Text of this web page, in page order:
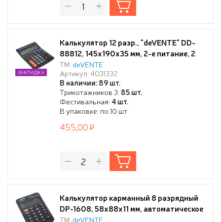
Калькулятор 12 разр., "deVENTE" DD-
88812, 145x190x35 мм, 2-е питание, 2
память, черный, автоматическое
вычисление процентов, наценки,
клавиша "00" коррекция последнего
введенного значения, функция смены
знака, автоматическое отключение,
прорезиненные
ТМ: deVENTE
Артикул: 4031332
В наличии: 89 шт.
Трикотажников 3: 85 шт.
Фестивальная: 4 шт.
В упаковке: по 10 шт
ЗАКЛАДКА
455,00
Калькулятор карманный 8 разрядный
DP-1608, 58x88x11 мм, автоматическое
вычисление квадратного корня,
ТМ: deVENTE